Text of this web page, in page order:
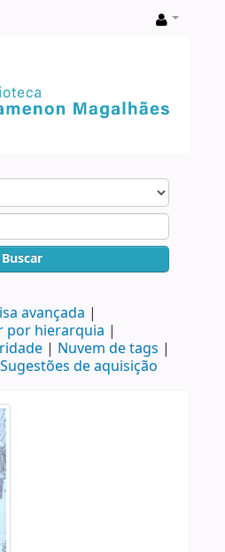
Buscar
avançada
por hierarquia
Nuvem de tags
Sugestões de aquisição